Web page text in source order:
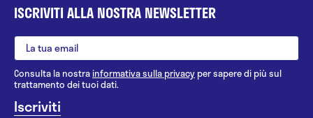
ISCRIVITI ALLA NOSTRA NEWSLETTER
Consulta la nostrainformativa sulla privacy per sapere di più sul
trattamento dei tuoi dati.